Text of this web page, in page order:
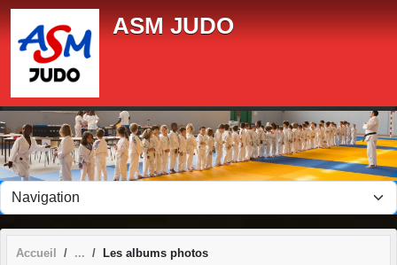
ASM JUDO
Accueil Les albums photos
Panneau de gestion des cookies